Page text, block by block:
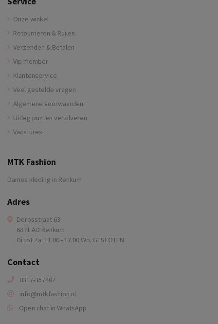
Onze winkel
Retourneren & Ruilen
Verzenden & Betalen
Vip member
Klantenservice
Veel gestelde vragen
Algemene voorwaarden
Uitleg punten verzilveren
Vacatures
MTK Fashion
Dames kleding in Renkum
Adres
Dorpsstraat 63
6871 AD Renkum
Di tot Za. 11.00 - 17.00 Wo. GESLOTEN
Contact
0317-357407
info@mtkfashion.nl
Open chat in WhatsApp